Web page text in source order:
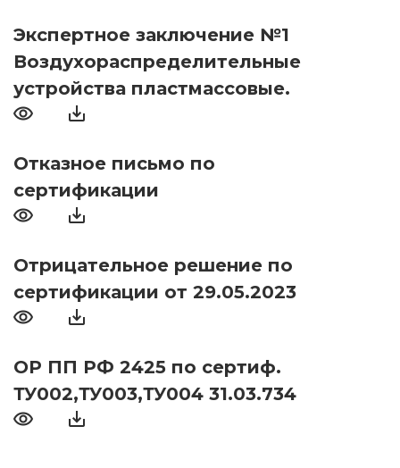
Экспертное заключение №1
Воздухораспределительные
устройства пластмассовые.
Отказное письмо по
сертификации
Отрицательное решение по
сертификации от 29.05.2023
ОР ПП РФ 2425 по сертиф.
ТУ002,ТУ003,ТУ004 31.03.734